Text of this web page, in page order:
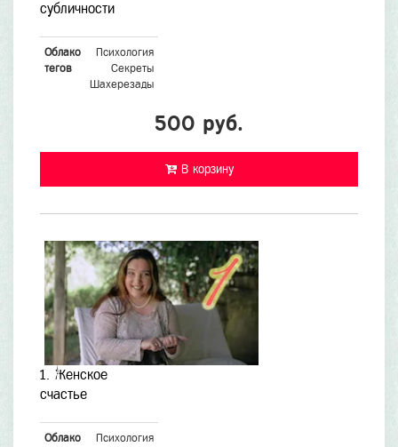
субличности
Облако
тегов
Психология
Секреты
Шахерезады
500 руб.
В корзину
1. Женское
счастье
Облако
Психология